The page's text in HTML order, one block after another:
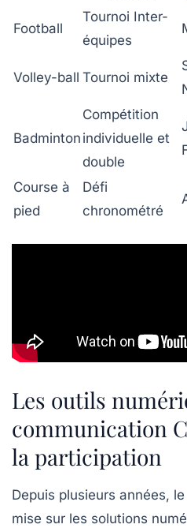
Football
Tournoi Inter-
équipes
Volley-ball Tournoi mixte
Badminton
Compétition
individuelle et
double
Course à
pied
Défi
chronométré
Les outils
communication
la participation
Depuis plusieurs années, le
mise sur les solutions